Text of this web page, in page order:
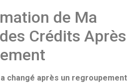
de Ma
Crédits Après
changé après un regroupement